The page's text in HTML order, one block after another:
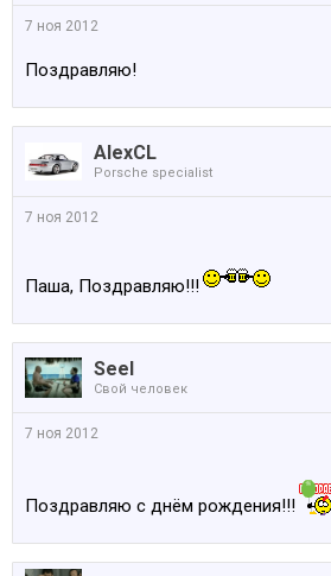
7 ноя 2012
Поздравляю!
AlexCL
Porsche specialist
7 ноя 2012
Паша, Поздравляю!!!
Seel
Свой человек
7 ноя 2012
Поздравляю с днём рождения!!!